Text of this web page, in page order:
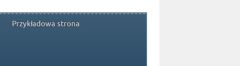
Przykładowa strona